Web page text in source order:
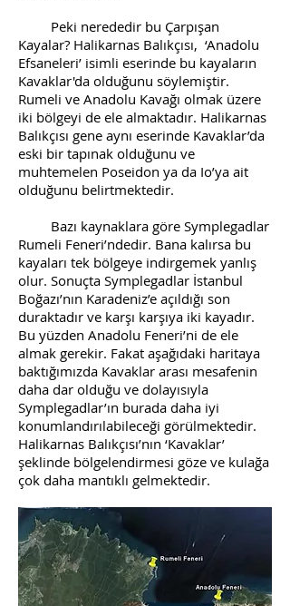
Peki nerededir bu Çarpışan
Kayalar? Halikarnas Balıkçısı, ‘Anadolu
Efsaneleri’ isimli eserinde bu kayaların
Kavaklar'da olduğunu söylemiştir.
Rumeli ve Anadolu Kavağı olmak üzere
iki bölgeyi de ele almaktadır. Halikarnas
Balıkçısı gene aynı eserinde Kavaklar’da
eski bir tapınak olduğunu ve
muhtemelen Poseidon ya da Io’ya ait
olduğunu belirtmektedir.
Bazı kaynaklara göre Symplegadlar
Rumeli Feneri’ndedir. Bana kalırsa bu
kayaları tek bölgeye indirgemek yanlış
olur. Sonuçta Symplegadlar İstanbul
Boğazı’nın Karadeniz’e açıldığı son
duraktadır ve karşı karşıya iki kayadır.
Bu yüzden Anadolu Feneri’ni de ele
almak gerekir. Fakat aşağıdaki haritaya
baktığımızda Kavaklar arası mesafenin
daha dar olduğu ve dolayısıyla
Symplegadlar’ın burada daha iyi
konumlandırılabileceği görülmektedir.
Halikarnas Balıkçısı’nın ‘Kavaklar’
şeklinde bölgelendirmesi göze ve kulağa
çok daha mantıklı gelmektedir.